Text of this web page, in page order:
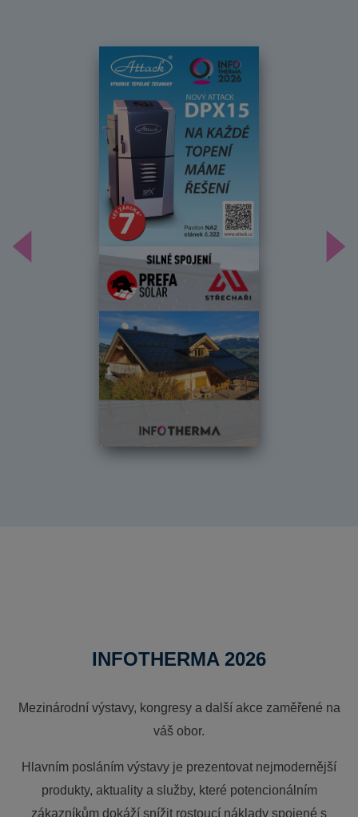
Předchozí
INFOTHERMA 2026
Mezinárodní výstavy, kongresy a další akce zaměřené na
váš obor.
Hlavním posláním výstavy je prezentovat nejmodernější
produkty, aktuality a služby, které potencionálním
zákazníkům dokáží snížit rostoucí náklady spojené s